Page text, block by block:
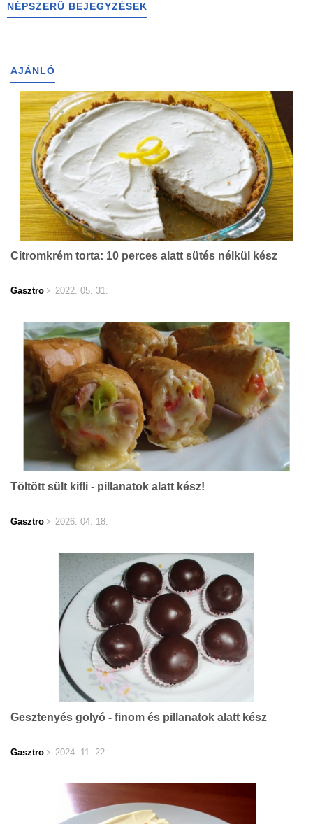
NÉPSZERŰ BEJEGYZÉSEK
AJÁNLÓ
Citromkrém torta: 10 perces alatt sütés nélkül kész
Gasztro 2022. 05. 31.
Töltött sült kifli - pillanatok alatt kész!
Gasztro 2026. 04. 18.
Gesztenyés golyó - finom és pillanatok alatt kész
Gasztro 2024. 11. 22.